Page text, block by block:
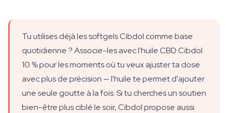
Tu utilises déjà les softgels Cibdol comme base
quotidienne ? Associe-les avec l'huile CBD Cibdol
10 % pour les moments où tu veux ajuster ta dose
avec plus de précision — l'huile te permet d'ajouter
une seule goutte à la fois. Si tu cherches un soutien
bien-être plus ciblé le soir, Cibdol propose aussi